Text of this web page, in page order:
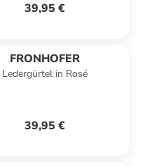
39,95 €
FRONHOFER
Ledergürtel in Rosé
39,95 €